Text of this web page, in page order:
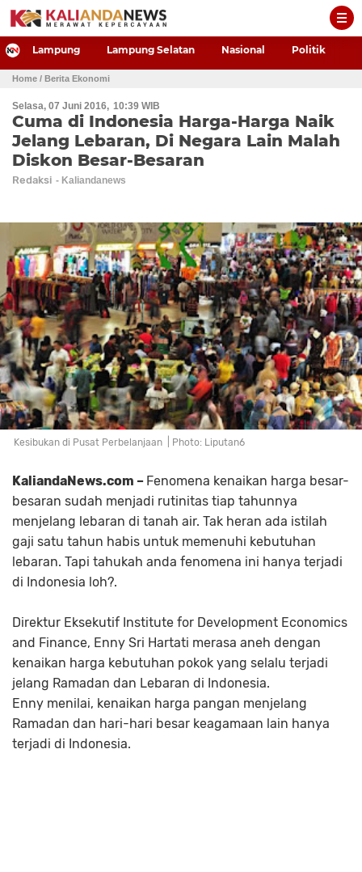
-->
Lampung Lampung Selatan Nasional Politik
Home / Berita Ekonomi
Selasa, 07 Juni 2016 10:39 WIB
Cuma di Indonesia Harga-Harga Naik
Jelang Lebaran, Di Negara Lain Malah
Diskon Besar-Besaran
Redaksi
Kesibukan di Pusat Perbelanjaan | Photo: Liputan6
KaliandaNews.com – Fenomena kenaikan harga besar-
besaran sudah menjadi rutinitas tiap tahunnya
menjelang lebaran di tanah air. Tak heran ada istilah
gaji satu tahun habis untuk memenuhi kebutuhan
lebaran. Tapi tahukah anda fenomena ini hanya terjadi
di Indonesia loh?.
Direktur Eksekutif Institute for Development Economics
and Finance, Enny Sri Hartati merasa aneh dengan
kenaikan harga kebutuhan pokok yang selalu terjadi
jelang Ramadan dan Lebaran di Indonesia.
Enny menilai, kenaikan harga pangan menjelang
Ramadan dan hari-hari besar keagamaan lain hanya
terjadi di Indonesia.